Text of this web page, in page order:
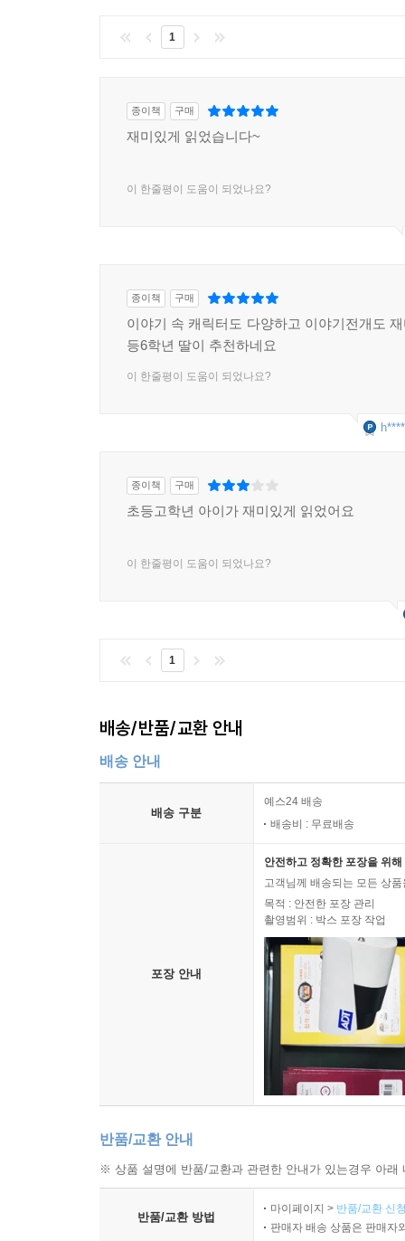
1
종이책 구매
재미있게 읽었습니다~
이 한줄평이 도움이 되었나요?
종이책 구매
이야기 속 캐릭터도 다양하고 이야기전개도
등6학년 딸이 추천하네요
이 한줄평이 도움이 되었나요?
종이책 구매
초등고학년 아이가 재미있게 읽었어요
이 한줄평이 도움이 되었나요?
1
배송/반품/교환 안내
배송 안내
배송 구분
예스24 배송
배송비 : 무료배송
포장 안내
안전하고 정확한 포장을 위
고객님께 배송되는 모든 상
목적 : 안전한 포장 관리
촬영범위 : 박스 포장 작업
반품/교환 안내
※ 상품 설명에 반품/교환과 관련한 안내가 있는경우 아
반품/교환 방법
마이페이지 > 반품/교환 신
판매자 배송 상품은 판매자